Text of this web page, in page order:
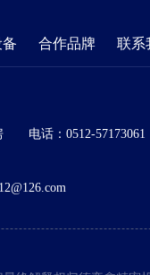
合作品牌 联系
电话：0512-57173061